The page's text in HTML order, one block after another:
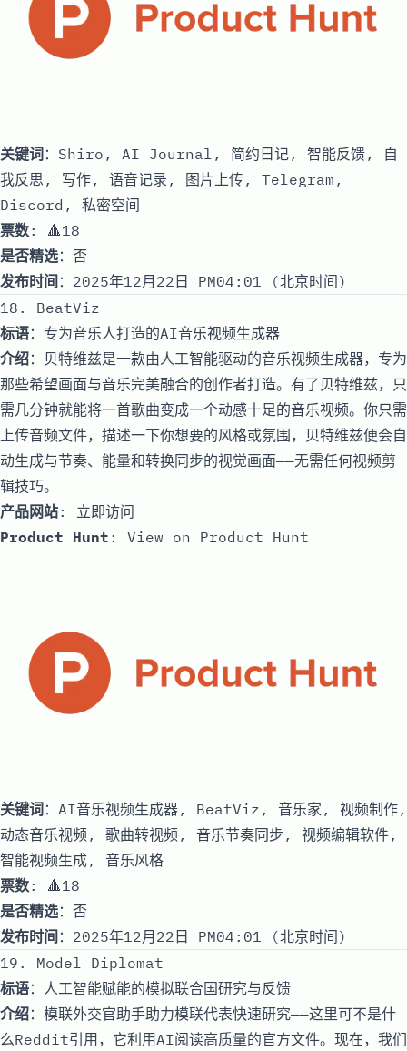
关键词：Shiro, AI Journal, 简约日记, 智能反馈, 自
我反思, 写作, 语音记录, 图片上传, Telegram,
Discord, 私密空间
票数: 🔺18
是否精选：否
发布时间 ：2025年12月22日 PM04:01 (北京时间)
18. BeatViz
标语：专为音乐人打造的AI音乐视频生成器
介绍：贝特维兹是一款由人工智能驱动的音乐视频生成器，专为
那些希望画面与音乐完美融合的创作者打造。有了贝特维兹，只
需几分钟就能将一首歌曲变成一个动感十足的音乐视频。你只需
上传音频文件，描述一下你想要的风格或氛围，贝特维兹便会自
动生成与节奏、能量和转换同步的视觉画面——无需任何视频剪
辑技巧。
产品网站: 立即访问
Product Hunt : View on Product Hunt
关键词：AI音乐视频生成器, BeatViz, 音乐家, 视频制作,
动态音乐视频, 歌曲转视频, 音乐节奏同步, 视频编辑软件,
智能视频生成, 音乐风格
票数: 🔺18
是否精选：否
发布时间 ：2025年12月22日 PM04:01 (北京时间)
19. Model Diplomat
标语：人工智能赋能的模拟联合国研究与反馈
介绍：模联外交官助手助力模联代表快速研究——这里可不是什
么Reddit引用，它利用AI阅读高质量的官方文件。现在，我们